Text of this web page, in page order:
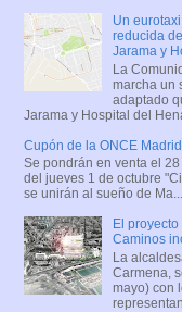
Un
reducida
Jarama y
La
marcha un
adaptado
Jarama y Hospital del
Cupón de la ONCE
Se pondrán en venta el
del jueves 1 de octubre
se unirán al sueño de Ma...
El
Caminos
La
Carmena,
mayo) con